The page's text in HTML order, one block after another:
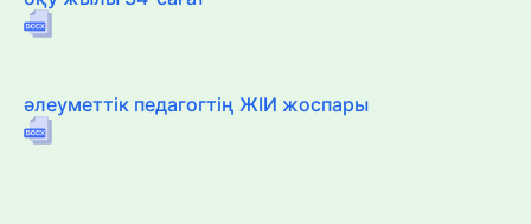
әлеуметтік педагогтің ЖІИ жоспары